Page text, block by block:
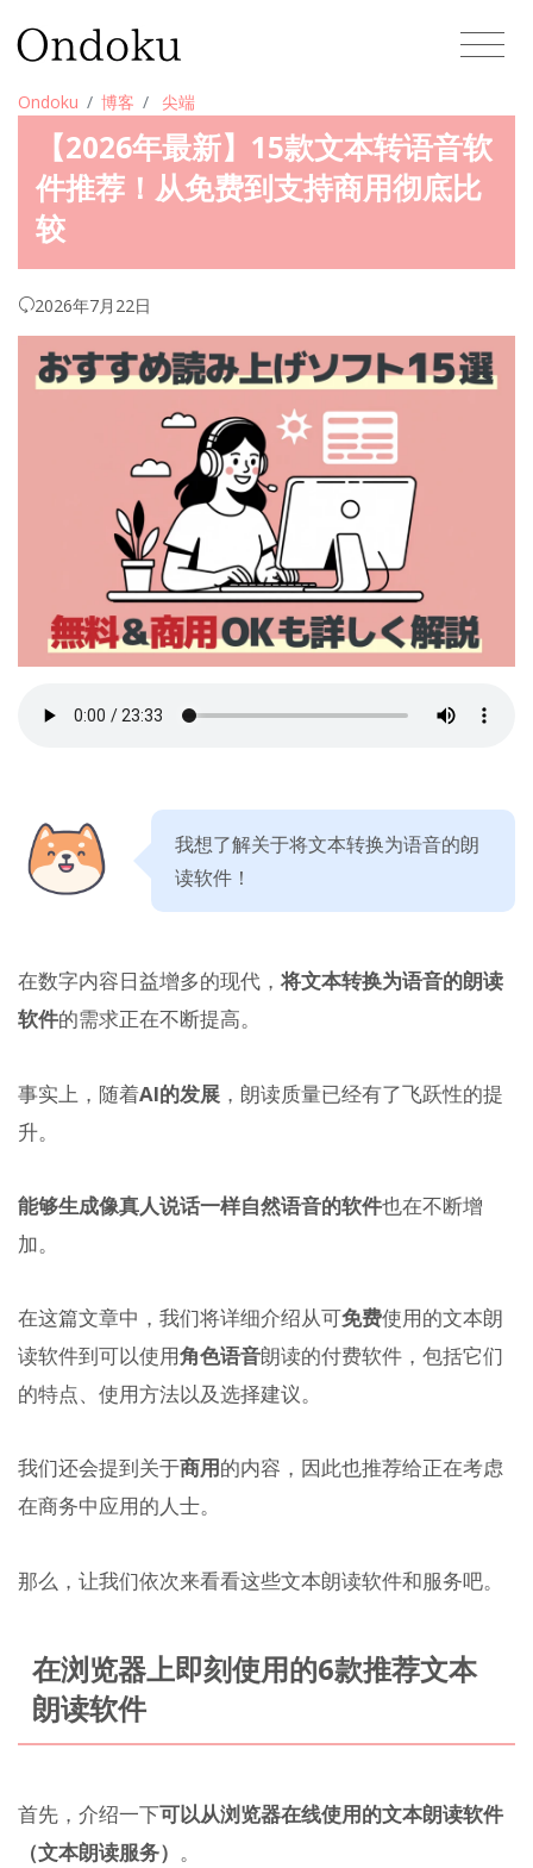
Ondoku 博客 尖端
【2026年最新】15款文本转语音软
件推荐！从免费到支持商用彻底比
较
2026年7月22日
我想了解关于将文本转换为语音的朗
读软件！
在数字内容日益增多的现代， 将文本转换为语音的朗读
软件的需求正在不断提高。
事实上，随着AI的发展 ，朗读质量已经有了飞跃性的提
升。
能够生成像真人说话一样自然语音的软件也在不断增
加。
在这篇文章中，我们将详细介绍从可免费使用的文本朗
读软件到可以使用角色语音朗读的付费软件，包括它们
的特点、使用方法以及选择建议。
我们还会提到关于商用的内容，因此也推荐给正在考虑
在商务中应用的人士。
那么，让我们依次来看看这些文本朗读软件和服务吧。
在浏览器上即刻使用的6款推荐文本
朗读软件
首先，介绍一下可以从浏览器在线使用的文本朗读软件
（文本朗读服务） 。